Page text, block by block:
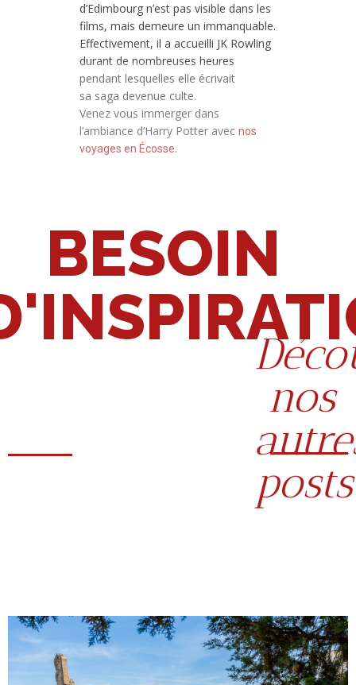
d’Edimbourg n’est pas visible dans les
films, mais demeure un immanquable.
Effectivement, il a accueilli JK Rowling
durant de nombreuses heures
pendant lesquelles elle écrivait
sa saga devenue culte.
Venez vous immerger dans
l’ambiance d’Harry Potter avec nos
voyages en Écosse.
BESOIN
nos
posts